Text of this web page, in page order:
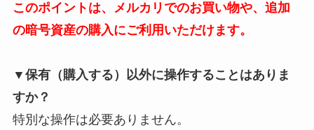
このポイントは、メルカリでのお買い物や、追加
の暗号資産の購入にご利用いただけます。
▼保有（購入する）以外に操作することはありま
すか？
特別な操作は必要ありません。